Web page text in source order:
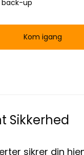
up
Kom igang
Sikkerhed
sikrer din